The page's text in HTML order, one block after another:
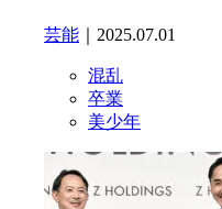
芸能 ｜2025.07.01
混乱
卒業
美少年